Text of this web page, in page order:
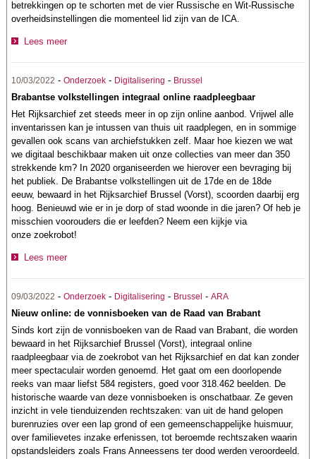
betrekkingen op te schorten met de vier Russische en Wit-Russische
overheidsinstellingen die momenteel lid zijn van de ICA.
Lees meer
10/03/2022 -Onderzoek - Digitalisering - Brussel
Brabantse volkstellingen integraal online raadpleegbaar
Het Rijksarchief zet steeds meer in op zijn online aanbod. Vrijwel alle
inventarissen kan je intussen van thuis uit raadplegen, en in sommige
gevallen ook scans van archiefstukken zelf. Maar hoe kiezen we wat
we digitaal beschikbaar maken uit onze collecties van meer dan 350
strekkende km? In 2020 organiseerden we hierover een bevraging bij
het publiek. De Brabantse volkstellingen uit de 17de en de 18de
eeuw, bewaard in het Rijksarchief Brussel (Vorst), scoorden daarbij erg
hoog. Benieuwd wie er in je dorp of stad woonde in die jaren? Of heb je
misschien voorouders die er leefden? Neem een kijkje via
onze zoekrobot!
Lees meer
09/03/2022 -Onderzoek - Digitalisering - Brussel -ARA
Nieuw online: de vonnisboeken van de Raad van Brabant
Sinds kort zijn de vonnisboeken van de Raad van Brabant, die worden
bewaard in het Rijksarchief Brussel (Vorst), integraal online
raadpleegbaar via de zoekrobot van het Rijksarchief en dat kan zonder
meer spectaculair worden genoemd. Het gaat om een doorlopende
reeks van maar liefst 584 registers, goed voor 318.462 beelden. De
historische waarde van deze vonnisboeken is onschatbaar. Ze geven
inzicht in vele tienduizenden rechtszaken: van uit de hand gelopen
burenruzies over een lap grond of een gemeenschappelijke huismuur,
over familievetes inzake erfenissen, tot beroemde rechtszaken waarin
opstandsleiders zoals Frans Anneessens ter dood werden veroordeeld.